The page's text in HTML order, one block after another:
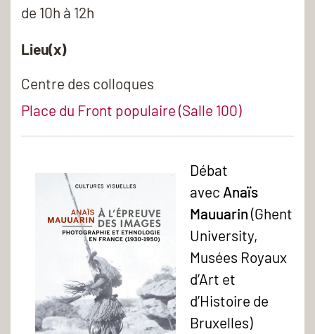
de 10h à 12h
Lieu(x)
Centre des colloques
Place du Front populaire (Salle 100)
Débat
avec Anaïs
Mauuarin (Ghent
University,
Musées Royaux
d’Art et
d’Histoire de
Bruxelles)